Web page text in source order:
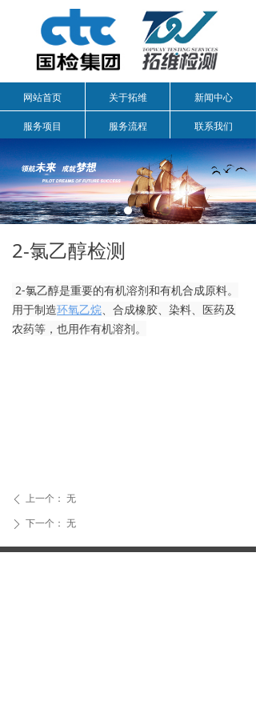
网站首页 关于拓维 新闻中心
服务项目 服务流程 联系我们
ꄴ 上一个： 无
ꄲ 下一个： 无
2-氯乙醇是重要的有机溶剂和有机合成原料。
用于制造环氧乙烷、合成橡胶、染料、医药及
农药等，也用作有机溶剂。
2-氯乙醇检测